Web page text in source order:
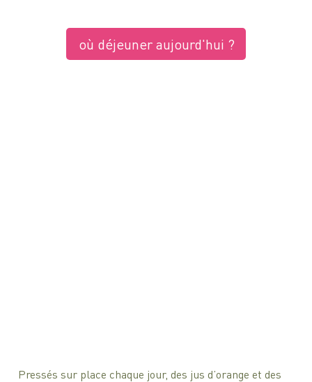
où déjeuner aujourd'hui ?
Pressés sur place chaque jour, des jus d’orange et des